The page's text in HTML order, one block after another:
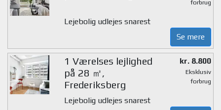
forbrug
Lejebolig udlejes snarest
Se mere
1 Værelses lejlighed
på 28 ㎡,
Frederiksberg
kr. 8.800
Eksklusiv
forbrug
Lejebolig udlejes snarest